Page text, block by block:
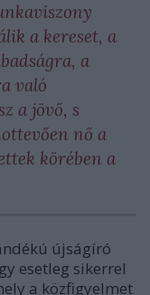
a kereset, a
a
való
a jövő, s
nő a
körében a
újságíró
esetleg sikerrel
a közfigyelmet